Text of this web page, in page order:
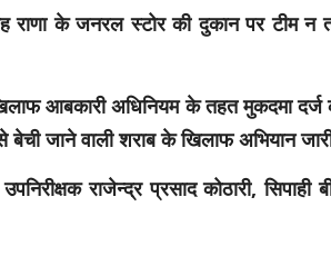
राणा के जनरल स्टोर की दुकान पर टीम न
आबकारी अधिनियम के तहत मुकदमा दर्ज
जाने वाली शराब के खिलाफ अभियान
राजेन्द्र प्रसाद कोठारी,